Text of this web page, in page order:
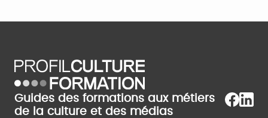
Guides des formations aux métiers
de la culture et des médias